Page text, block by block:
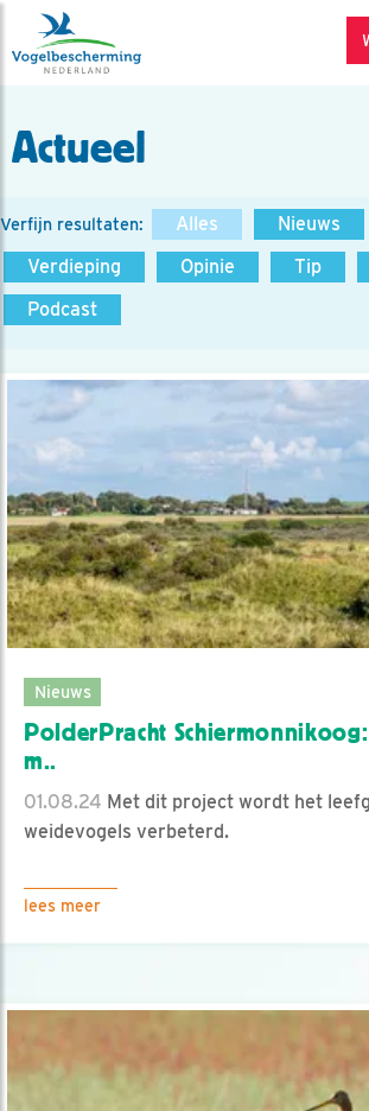
Actueel
Verfijn resultaten: Alles Nieuws
Verdieping
Opinie Tip
Podcast
Nieuws
PolderPracht
m..
01.08.24 Met dit project wordt het
weidevogels verbeterd.
lees meer